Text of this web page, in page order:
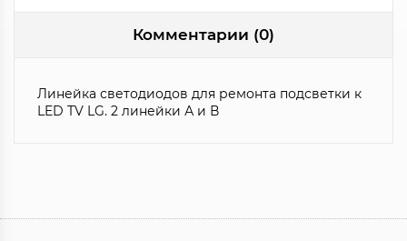
Комментарии (0)
Линейка светодиодов для ремонта подсветки к
LED TV LG. 2 линейки А и В